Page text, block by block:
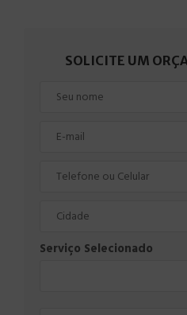
SOLICITE UM
Serviço Selecionado